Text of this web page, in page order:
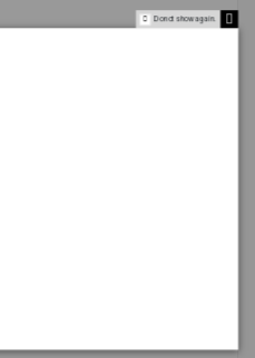
Do not show again.